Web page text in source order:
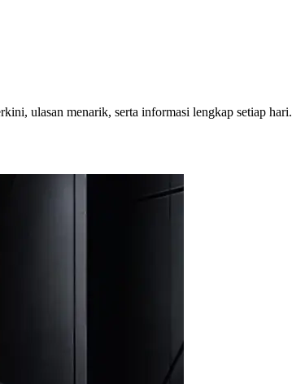
ulasan menarik, serta informasi lengkap setiap hari.